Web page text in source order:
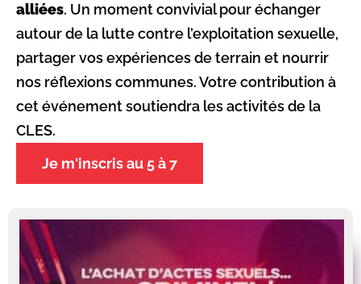
alliées. Un moment convivial pour échanger
autour de la lutte contre l’exploitation sexuelle,
partager vos expériences de terrain et nourrir
nos réflexions communes. Votre contribution à
cet événement soutiendra les activités de la
CLES.
Je m'inscris au 5 à 7